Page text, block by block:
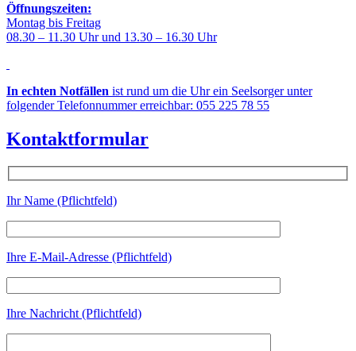
Öffnungszeiten:
Montag bis Freitag
08.30 – 11.30 Uhr und 13.30 – 16.30 Uhr
In echten Notfällen ist rund um die Uhr ein Seelsorger unter
folgender Telefonnummer erreichbar: 055 225 78 55
Kontaktformular
Ihr Name (Pflichtfeld)
Ihre E-Mail-Adresse (Pflichtfeld)
Ihre Nachricht (Pflichtfeld)